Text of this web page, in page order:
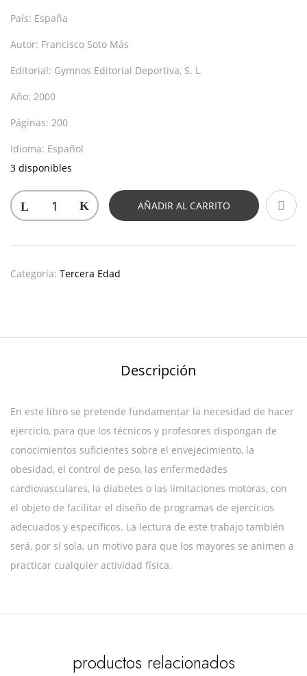
País: España
Autor: Francisco Soto Más
Editorial: Gymnos Editorial Deportiva, S. L.
Año: 2000
Páginas: 200
Idioma: Español
3 disponibles
AÑADIR AL CARRITO
Categoría: Tercera Edad
Descripción
En este libro se pretende fundamentar la necesidad de hacer
ejercicio, para que los técnicos y profesores dispongan de
conocimientos suficientes sobre el envejecimiento, la
obesidad, el control de peso, las enfermedades
cardiovasculares, la diabetes o las limitaciones motoras, con
el objeto de facilitar el diseño de programas de ejercicios
adecuados y específicos. La lectura de este trabajo también
será, por sí sola, un motivo para que los mayores se animen a
practicar cualquier actividad física.
productos relacionados